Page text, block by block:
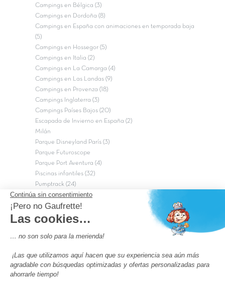
Campings en Bélgica (3)
Campings en Dordoña (8)
Campings en España con animaciones en temporada baja
(5)
Campings en Hossegor (5)
Campings en Italia (2)
Campings en La Camarga (4)
Campings en Las Landas (9)
Campings en Provenza (18)
Campings Inglaterra (3)
Campings Países Bajos (20)
Escapada de Invierno en España (2)
Milán
Parque Disneyland París (3)
Parque Futuroscope
Parque Port Aventura (4)
Piscinas infantiles (32)
Pumptrack (24)
Puy du Fou (2)
Roma
Semana Santa (17)
Campings de 4 estrellas en Francia
Los camping con piscinas en Francia
Camping Barcelona
Camping Murcia